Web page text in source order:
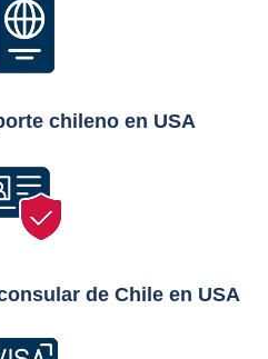
chileno en USA
de Chile en USA